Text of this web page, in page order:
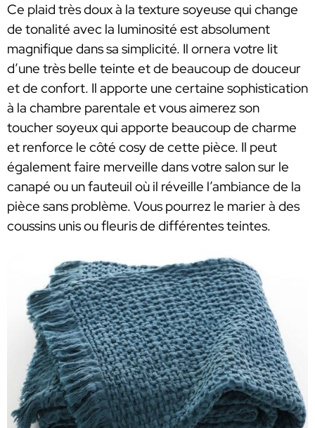
Ce plaid très doux à la texture soyeuse qui change
de tonalité avec la luminosité est absolument
magnifique dans sa simplicité. Il ornera votre lit
d’une très belle teinte et de beaucoup de douceur
et de confort. Il apporte une certaine sophistication
à la chambre parentale et vous aimerez son
toucher soyeux qui apporte beaucoup de charme
et renforce le côté cosy de cette pièce. Il peut
également faire merveille dans votre salon sur le
canapé ou un fauteuil où il réveille l’ambiance de la
pièce sans problème. Vous pourrez le marier à des
coussins unis ou fleuris de différentes teintes.